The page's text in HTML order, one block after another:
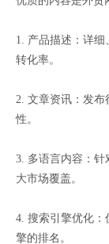
1. 产品描述：详
转化率。
2. 文章资讯：发
性。
3. 多语言内容：
大市场覆盖。
4. 搜索引擎优化：
擎的排名。